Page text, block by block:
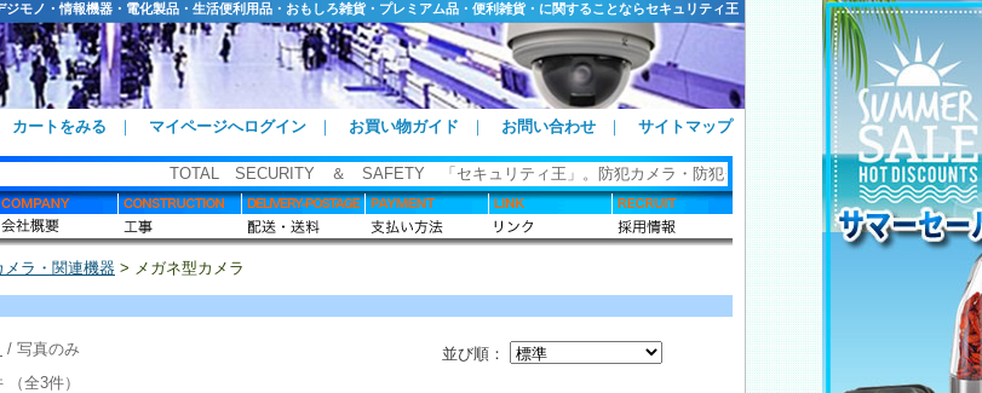
ジモノ・情報機器・電化製品・生活便利用品・おもしろ雑貨・プレミアム品・便利雑貨・に関することならセキュリティ王
カートをみる ｜ マイページへログイン ｜ お買い物ガイド ｜ お問い合わせ ｜ サイトマップ
TOTAL SECURITY ＆ SAFETY 「セキュリティ王」。防犯カメラ・防犯グッズ・ホームセキュリティ・カギ関連商品・
メラ・関連機器 > メガネ型カメラ
並び順：
/ 写真のみ
（全3件）